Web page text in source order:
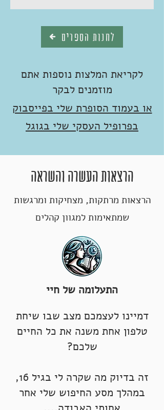
לחנות הספרים
לקריאת המלצות נוספות אתם
מוזמנים לבקר
או בעמוד הסופרת שלי בפייסבוק
בפרופיל העסקי שלי בגוגל
הרצאות העשרה והשראה
הרצאות מרתקות, מצחיקות ומרגשות
שמתאימות למגוון קהלים
התעלומה של חיי
דמיינו לעצמכם מצב שבו שיחת
טלפון אחת משנה את כל החיים
שלכם?
זה בדיוק מה שקרה לי בגיל 16,
במהלך מסע החיפוש שלי אחר